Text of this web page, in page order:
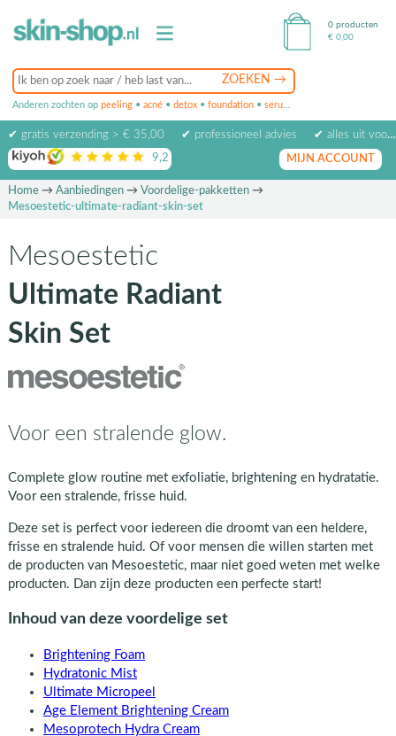
Anderen zochten op peeling • acné • detox • foundation • serum
0 producten
€ 0,00
✔ gratis verzending > € 35,00 ✔ professioneel advies
✔ alles uit voorraad leverbaar
9,2 op basis van beoordelingen
MIJN ACCOUNT
Home→ Aanbiedingen→ Voordelige-pakketten→
Mesoestetic-ultimate-radiant-skin-set
Mesoestetic
Ultimate Radiant
Skin Set
Voor een stralende glow.
Complete glow routine met exfoliatie, brightening en hydratatie.
Voor een stralende, frisse huid.
Deze set is perfect voor iedereen die droomt van een heldere,
frisse en stralende huid. Of voor mensen die willen starten met
de producten van Mesoestetic, maar niet goed weten met welke
producten. Dan zijn deze producten een perfecte start!
Inhoud van deze voordelige set
Brightening Foam
Hydratonic Mist
Ultimate Micropeel
Age Element Brightening Cream
Mesoprotech Hydra Cream